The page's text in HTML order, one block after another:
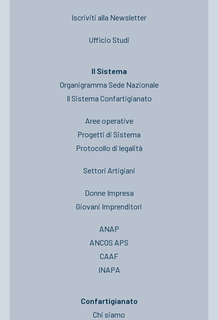
Iscriviti alla Newsletter
Ufficio Studi
Il Sistema
Organigramma Sede Nazionale
Il Sistema Confartigianato
Aree operative
Progetti di Sistema
Protocollo di legalità
Settori Artigiani
Donne Impresa
Giovani Imprenditori
ANAP
ANCOS APS
CAAF
INAPA
Confartigianato
Chi siamo